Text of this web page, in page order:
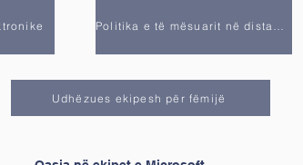
Udhëzues ekipesh për fëmijë